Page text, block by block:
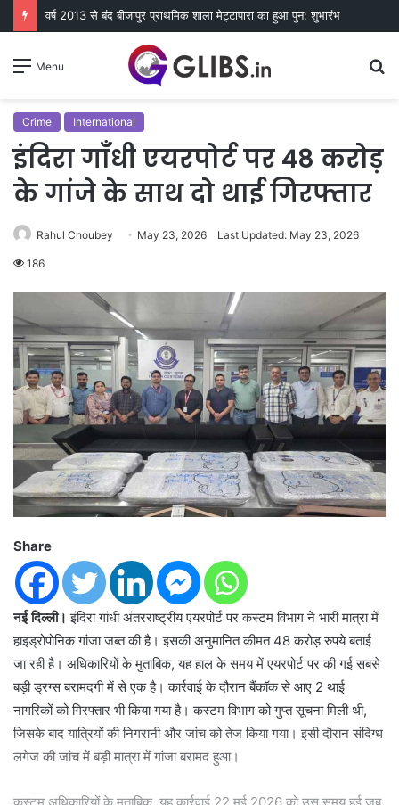
वर्ष 2013 से बंद बीजापुर प्राथमिक शाला मेट्टापारा का हुआ पुन: शुभारंभ
Menu
Crime International
इंदिरा गाँधी एयरपोर्ट पर 48 करोड़
के गांजे के साथ दो थाई गिरफ्तार
Rahul Choubey May 23, 2026 Last Updated: May 23, 2026
186
Share
नई दिल्ली।इंदिरा गांधी अंतरराष्ट्रीय एयरपोर्ट पर कस्टम विभाग ने भारी मात्रा में
हाइड्रोपोनिक गांजा जब्त की है। इसकी अनुमानित कीमत 48 करोड़ रुपये बताई
जा रही है। अधिकारियों के मुताबिक, यह हाल के समय में एयरपोर्ट पर की गई सबसे
बड़ी ड्रग्स बरामदगी में से एक है। कार्रवाई के दौरान बैंकॉक से आए 2 थाई
नागरिकों को गिरफ्तार भी किया गया है। कस्टम विभाग को गुप्त सूचना मिली थी,
जिसके बाद यात्रियों की निगरानी और जांच को तेज किया गया। इसी दौरान संदिग्ध
लगेज की जांच में बड़ी मात्रा में गांजा बरामद हुआ।
कस्टम अधिकारियों के मुताबिक, यह कार्रवाई 22 मई 2026 को उस समय हुई जब